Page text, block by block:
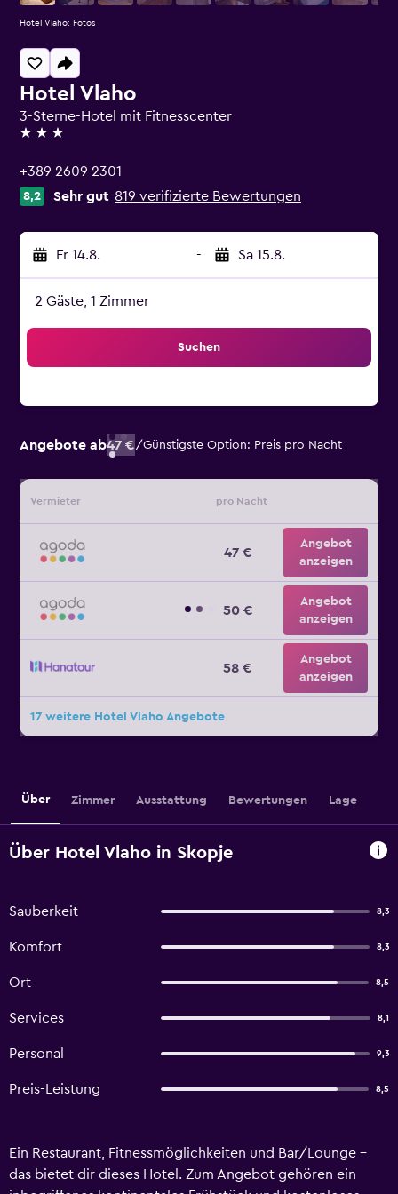
Hotel Vlaho
3-Sterne-Hotel mit Fitnesscenter
3 Sterne
+389 2609 2301
8,2 Sehr gut 819 verifizierte Bewertungen
Fr 14.8. - Sa 15.8.
2 Gäste, 1 Zimmer
Suchen
Angebote ab47 €/Günstigste Option: Preis pro Nacht
Vermieter pro Nacht
47 €
Angebot
anzeigen
50 €
Angebot
anzeigen
58 €
Angebot
anzeigen
17 weitere Hotel Vlaho Angebote
Hotel Vlaho: Fotos
Über Zimmer Ausstattung Bewertungen Lage
Über Hotel Vlaho in Skopje
Sauberkeit 8,3
Komfort 8,3
Ort 8,5
Services 8,1
Personal 9,3
Preis-Leistung 8,5
Ein Restaurant, Fitnessmöglichkeiten und Bar/Lounge –
das bietet dir dieses Hotel. Zum Angebot gehören ein